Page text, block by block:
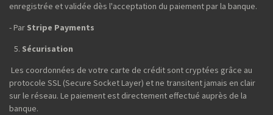
enregistrée et validée dès l'acceptation du paiement par la banque.
- Par Stripe Payments
Sécurisation
Les coordonnées de votre carte de crédit sont cryptées grâce au
protocole SSL (Secure Socket Layer) et ne transitent jamais en clair
sur le réseau. Le paiement est directement effectué auprès de la
banque.